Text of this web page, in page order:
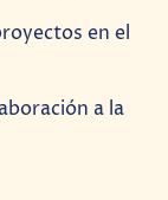
en el
a la